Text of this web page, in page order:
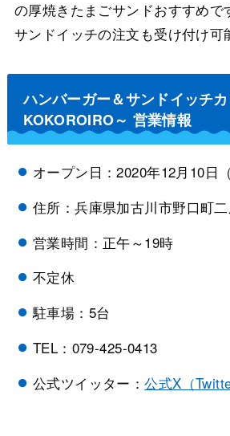
の厚焼きたまごサンドおすすめで
サンドイッチの注文も受け付け可
ハンバーガー＆サンドイッチ
KOKOROIRO～ 営業情報
オープン日：2020年12月10日（
住所：兵庫県加古川市野口町
営業時間：正午～19時
不定休
駐車場：5台
TEL：079-425-0413
公式ツイッター：公式X（